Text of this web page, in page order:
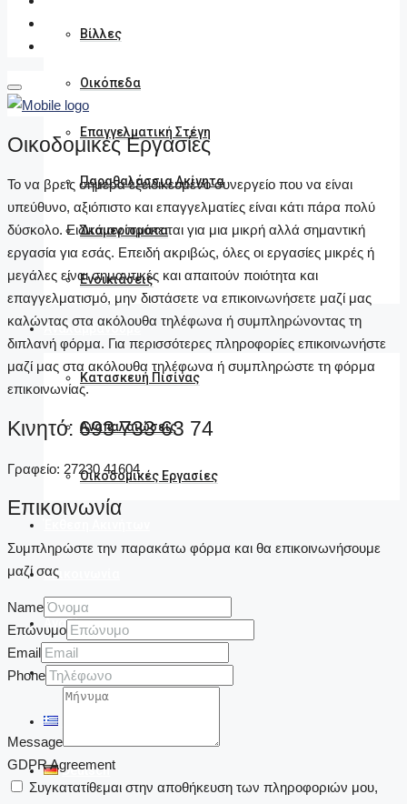
Βίλλες
Οικόπεδα
Επαγγελματική Στέγη
Παραθαλάσσια Ακίνητα
Διαμερίσματα
Ενοικιάσεις
Αναλαμβάνουμε
Κατασκευή Πισίνας
Αναπαλαιώσεις
Οικοδομικές Εργασίες
Επικοινωνία
Αναζήτηση
Ανακαλύψτε
Deutsch
Οικοδομικές Εργασίες
Το να βρεις σήμερα εξειδικευμένο συνεργείο που να είναι
υπεύθυνο, αξιόπιστο και επαγγελματίες είναι κάτι πάρα πολύ
δύσκολο. Ειδικά αν πρόκειται για μια μικρή αλλά σημαντική
εργασία για εσάς. Επειδή ακριβώς, όλες οι εργασίες μικρές ή
μεγάλες είναι σημαντικές και απαιτούν ποιότητα και
επαγγελματισμό, μην διστάσετε να επικοινωνήσετε μαζί μας
καλώντας στα ακόλουθα τηλέφωνα ή συμπληρώνοντας τη
διπλανή φόρμα. Για περισσότερες πληροφορίες επικοινωνήστε
μαζί μας στα ακόλουθα τηλέφωνα ή συμπληρώστε τη φόρμα
επικοινωνίας.
Κινητό: 693 733 63 74
Γραφείο: 27230 41604
Επικοινωνία
Συμπληρώστε την παρακάτω φόρμα και θα επικοινωνήσουμε
μαζί σας
Name
Επώνυμο
Email
Phone
Message
GDPR Agreement
Συγκατατίθεμαι στην αποθήκευση των πληροφοριών μου,